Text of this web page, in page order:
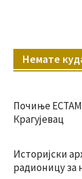
Немате
Почиње
Крагујевац
Историјски
радионицу за